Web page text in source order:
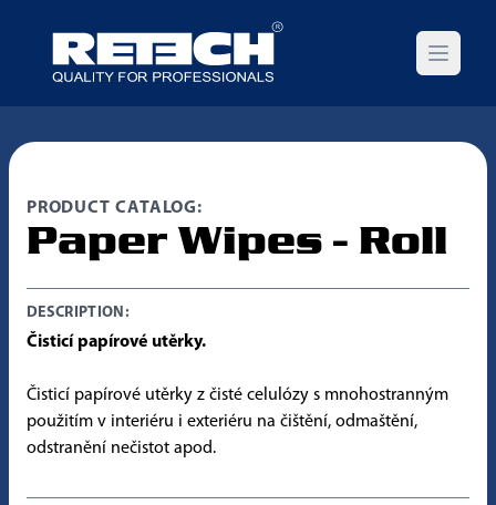
Open
PRODUCT CATALOG:
Paper Wipes - Roll
DESCRIPTION:
Čisticí papírové utěrky.
Čisticí papírové utěrky z čisté celulózy s mnohostranným
použitím v interiéru i exteriéru na čištění, odmaštění,
odstranění nečistot apod.